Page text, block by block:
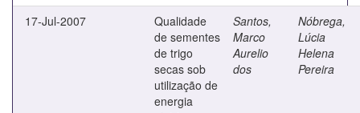
17-Jul-2007
Qualidade
de sementes
de trigo
secas sob
utilização de
energia
Santos,
Marco
Aurelio
dos
Nóbrega,
Lúcia
Helena
Pereira